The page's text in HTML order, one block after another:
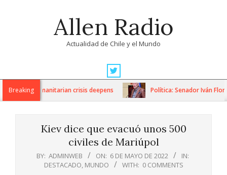
Allen Radio
Actualidad de Chile y el Mundo
Navigation
MenuBreaking
as humanitarian crisis deepens Política: Senador Iván
Kiev dice que evacuó unos 500
civiles de Mariúpol
BY: ADMINWEB ON: 6 DE MAYO DE 2022
IN:
DESTACADO, MUNDO WITH: 0 COMMENTS